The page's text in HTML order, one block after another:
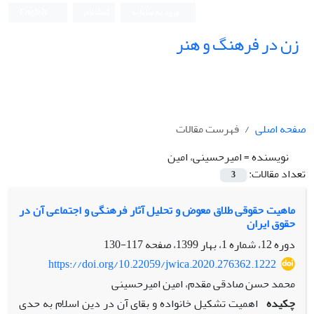
زن در فرهنگ و هنر
صفحه اصلی
فهرست مقالات
نویسنده =امیرحسینی، امین
تعداد مقالات:
3
ماهیت حقوقی طلاق معوض و تحلیل آثار فرهنگی و اجتماعی آن در
حقوق ایران
دوره 12، شماره 1، بهار 1399، صفحه
117-130
https://doi.org/10.22059/jwica.2020.276362.1222
محمد حسن صادقی مقدم، امین امیرحسینی
چکیده اهمیت تشکیل خانواده و بقای آن در دین اسلام به حدی